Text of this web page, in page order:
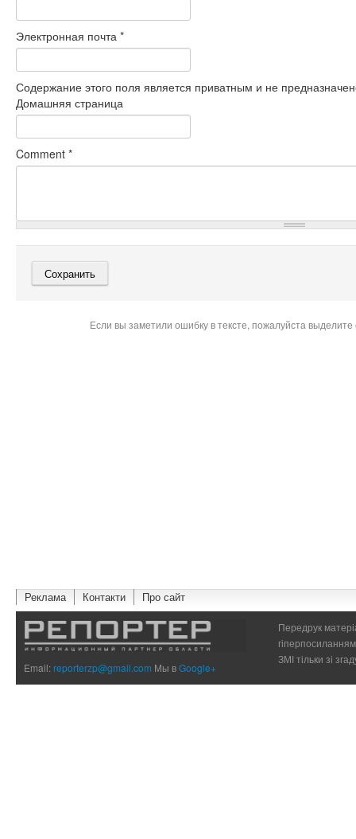
Электронная почта *
Содержание этого поля является приватным и не
Домашняя страница
Comment *
Если вы заметили ошибку в тексте, пожалуйста
Реклама Контакти Про сайт
Email:reporterzp@gmail.com Мы вGoogle+
Передрук
ЗМІ тільки зі